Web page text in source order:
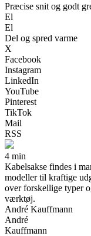
Præcise snit og godt
El
El
Del og spred varme
X
Facebook
Instagram
LinkedIn
YouTube
Pinterest
TikTok
Mail
RSS
4 min
Kabelsakse findes i
modeller til kraftige
over forskellige typer
værktøj.
André Kauffmann
André
Kauffmann